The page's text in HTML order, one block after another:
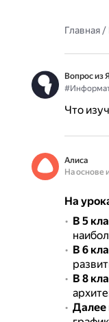
Главная/
Вопрос из
Что
Алиса
На основе
На
В 5
В 6
В 8
Далее